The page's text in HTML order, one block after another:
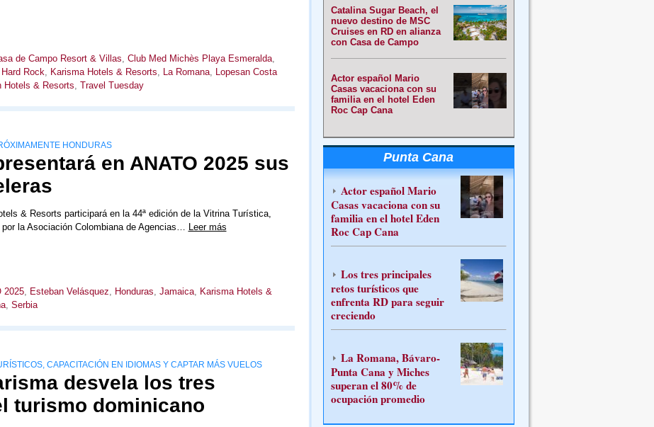
de Campo Resort & Villas, Club Med Michès Playa Esmeralda,
Hard Rock, Karisma Hotels & Resorts, La Romana, Lopesan Costa
Hotels & Resorts, Travel Tuesday
HONDURAS
en ANATO 2025 sus
& Resorts participará en la 44ª edición de la Vitrina Turística,
por la Asociación Colombiana de Agencias… Leer más
2025, Esteban Velásquez, Honduras, Jamaica, Karisma Hotels &
, Serbia
CAPACITACIÓN EN IDIOMAS Y CAPTAR MÁS VUELOS
desvela los tres
turismo dominicano
Catalina Sugar Beach, el
nuevo destino de MSC
Cruises en RD en alianza
con Casa de Campo
Actor español Mario
Casas vacaciona con su
familia en el hotel Eden
Roc Cap Cana
Punta Cana
Actor español Mario
Casas vacaciona con su
familia en el hotel Eden
Roc Cap Cana
Los tres principales
retos turísticos que
enfrenta RD para seguir
creciendo
La Romana, Bávaro-
Punta Cana y Miches
superan el 80% de
ocupación promedio